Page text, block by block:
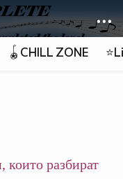
🪀CHILL ZONE
които разбират